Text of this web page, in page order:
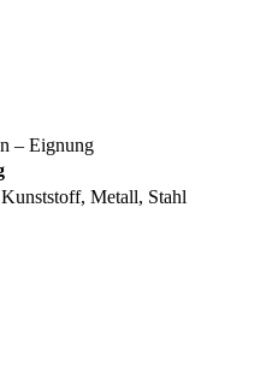
– Eignung
Metall, Stahl